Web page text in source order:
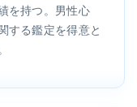
を持つ。男性心
する鑑定を得意と